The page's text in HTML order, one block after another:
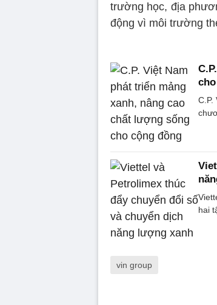
trường học, địa
động vì môi trường
C.P.
hai
vin group